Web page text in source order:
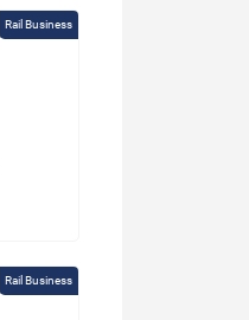
Rail Business
Rail Business